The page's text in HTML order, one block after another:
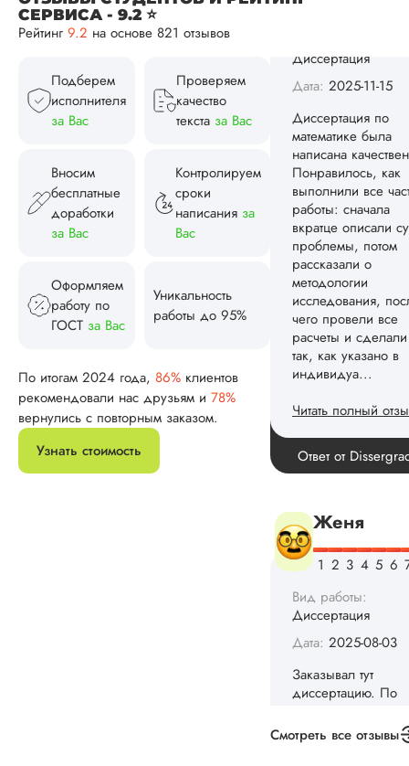
СЕРВИСА - 9.2 ⭐
Рейтинг 9.2 на основе 821 отзывов
Подберем
исполнителя
за Вас
Проверяем
качество
текста за Вас
Вносим
бесплатные
доработки
за Вас
Контролируем
сроки
написания за
Вас
Оформляем
работу по
ГОСТ за Вас
Уникальность
работы до 95%
По итогам 2024 года, 86% клиентов
рекомендовали нас друзьям и 78%
вернулись с повторным заказом.
Узнать стоимость
так, как указано в
Читать полный
Спасибо!
ваши слова
Ответ от
Женя
Вид работы:
Диссертация
Дата:2025-08-03
Заказывал тут
срокам и
внушительно, но
выхода не
Понравилось то,
менеджер
держал меня в
о статусе заказа.
Структура
исследования
Читать полный
Смотреть все отзывы